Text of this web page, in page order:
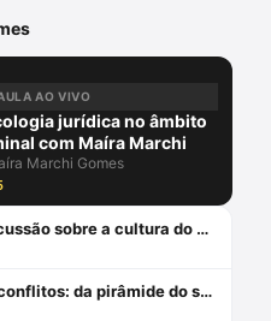
AO VIVO
jurídica no âmbito
com Maíra Marchi
Marchi Gomes
Você é gente?: por uma discussão sobre a cultura do estupro
Narcisismo e mediação de conflitos: da pirâmide do sistema judicial ocidental